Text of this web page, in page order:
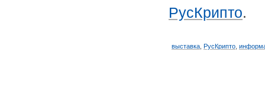
РусКрипто.
выставка РусКрипто